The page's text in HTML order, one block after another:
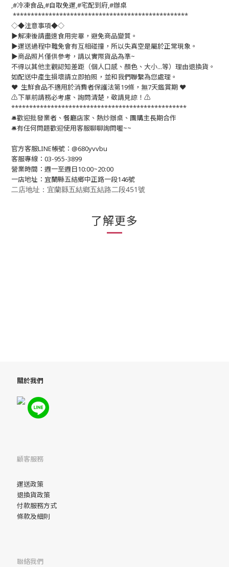
,#冷凍食品,#自取免運,#宅配到府,#辦桌
*************************************************
◇◆注意事項◆◇
▶️解凍後請盡速食用完畢，避免商品變質。
▶️運送過程中難免會有互相碰撞，所以失真空是屬於正常現象。
▶️商品照片僅供參考，請以實際貨品為準~
不得以其他主觀認知差距（個人口感、顏色、大小...等）理由退換貨。
如配送中產生損壞請立即拍照，並和我們聯繫為您處理。
❤️ 生鮮食品不適用於消費者保護法第19條，無7天鑑賞期 ❤️
⚠️下單前請務必考慮、詢問清楚，敬請見諒！⚠️
*************************************************
🛎歡迎批發業者、餐廳店家、熱炒辦桌、團購主長期合作
🛎有任何問題歡迎使用客服聊聊詢問喔~~
官方客服LINE帳號：@680yvvbu
客服專線：03-955-3899
營業時間：週一至週日10:00~20:00
一店地址：宜蘭縣五結鄉中正路一段146號
二店地址：宜蘭縣五結鄉五結路二段451號
了解更多
關於我們
顧客服務
運送政策
退換貨政策
付款服務方式
條款及細則
聯絡我們